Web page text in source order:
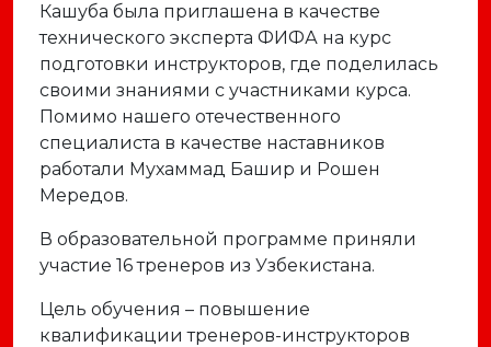
Кашуба была приглашена в качестве
технического эксперта ФИФА на курс
подготовки инструкторов, где поделилась
своими знаниями с участниками курса.
Помимо нашего отечественного
специалиста в качестве наставников
работали Мухаммад Башир и Рошен
Мередов.
В образовательной программе приняли
участие 16 тренеров из Узбекистана.
Цель обучения – повышение
квалификации тренеров-инструкторов